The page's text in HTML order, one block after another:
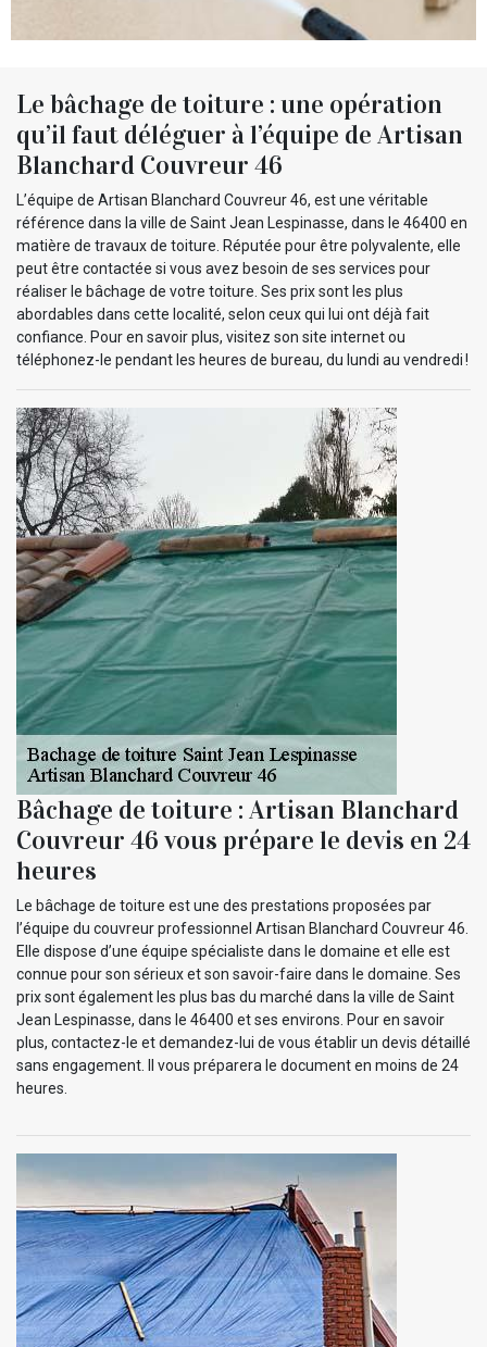
Le bâchage de toiture : une opération
qu’il faut déléguer à l’équipe de Artisan
Blanchard Couvreur 46
L’équipe de Artisan Blanchard Couvreur 46, est une véritable
référence dans la ville de Saint Jean Lespinasse, dans le 46400 en
matière de travaux de toiture. Réputée pour être polyvalente, elle
peut être contactée si vous avez besoin de ses services pour
réaliser le bâchage de votre toiture. Ses prix sont les plus
abordables dans cette localité, selon ceux qui lui ont déjà fait
confiance. Pour en savoir plus, visitez son site internet ou
téléphonez-le pendant les heures de bureau, du lundi au vendredi !
Bâchage de toiture : Artisan Blanchard
Couvreur 46 vous prépare le devis en 24
heures
Le bâchage de toiture est une des prestations proposées par
l’équipe du couvreur professionnel Artisan Blanchard Couvreur 46.
Elle dispose d’une équipe spécialiste dans le domaine et elle est
connue pour son sérieux et son savoir-faire dans le domaine. Ses
prix sont également les plus bas du marché dans la ville de Saint
Jean Lespinasse, dans le 46400 et ses environs. Pour en savoir
plus, contactez-le et demandez-lui de vous établir un devis détaillé
sans engagement. Il vous préparera le document en moins de 24
heures.